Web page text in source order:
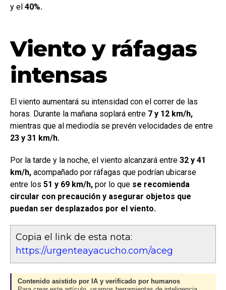
y el 40%.
Viento y ráfagas
intensas
El viento aumentará su intensidad con el correr de las
horas. Durante la mañana soplará entre 7 y 12 km/h,
mientras que al mediodía se prevén velocidades de entre
23 y 31 km/h.
Por la tarde y la noche, el viento alcanzará entre 32 y 41
km/h, acompañado por ráfagas que podrían ubicarse
entre los 51 y 69 km/h, por lo que se recomienda
circular con precaución y asegurar objetos que
puedan ser desplazados por el viento.
Copia el link de esta nota:
https://urgenteayacucho.com/aceg
Contenido asistido por IA y verificado por humanos